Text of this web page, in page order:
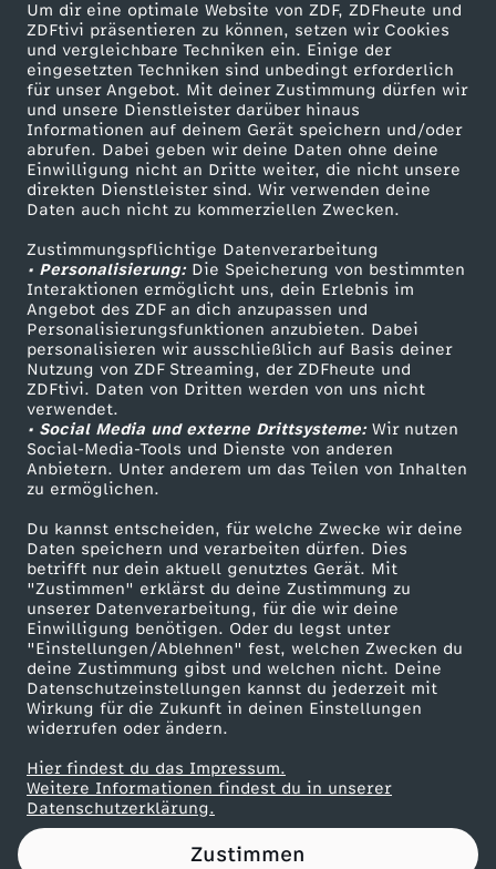
Um dir eine optimale Website von ZDF, ZDFheute und
ZDFtivi präsentieren zu können, setzen wir Cookies
und vergleichbare Techniken ein. Einige der
eingesetzten Techniken sind unbedingt erforderlich
für unser Angebot. Mit deiner Zustimmung dürfen wir
und unsere Dienstleister darüber hinaus
Informationen auf deinem Gerät speichern und/oder
abrufen. Dabei geben wir deine Daten ohne deine
Einwilligung nicht an Dritte weiter, die nicht unsere
direkten Dienstleister sind. Wir verwenden deine
Daten auch nicht zu kommerziellen Zwecken.
Zustimmungspflichtige Datenverarbeitung
• Personalisierung:Die Speicherung von bestimmten
Interaktionen ermöglicht uns, dein Erlebnis im
Angebot des ZDF an dich anzupassen und
Personalisierungsfunktionen anzubieten. Dabei
personalisieren wir ausschließlich auf Basis deiner
Nutzung von ZDF Streaming, der ZDFheute und
ZDFtivi. Daten von Dritten werden von uns nicht
verwendet.
• Social Media und externe Drittsysteme:Wir nutzen
Social-Media-Tools und Dienste von anderen
Anbietern. Unter anderem um das Teilen von Inhalten
zu ermöglichen.
Du kannst entscheiden, für welche Zwecke wir deine
Daten speichern und verarbeiten dürfen. Dies
betrifft nur dein aktuell genutztes Gerät. Mit
"Zustimmen" erklärst du deine Zustimmung zu
unserer Datenverarbeitung, für die wir deine
Einwilligung benötigen. Oder du legst unter
"Einstellungen/Ablehnen" fest, welchen Zwecken du
deine Zustimmung gibst und welchen nicht. Deine
Datenschutzeinstellungen kannst du jederzeit mit
Wirkung für die Zukunft in deinen Einstellungen
widerrufen oder ändern.
Hier findest du das Impressum.
Weitere Informationen findest du in unserer
Datenschutzerklärung.
Zustimmen
u
m
b
e
r
u
f
:
F
u
ß
b
a
l
l
p
Mehr ZDF
ZDF-Apps
Smart TV
ZDFtext
Livestreams
Sendungen A-Z
TV-Programm
Service
ZDFmitreden
Kontakt zum ZDF
Tickets
Zuschauerservice
Hilfe
ZDF Unternehmen
Karriere
ZDF goes Schule
Werbefernsehen
Mainzelmännchen
Partner